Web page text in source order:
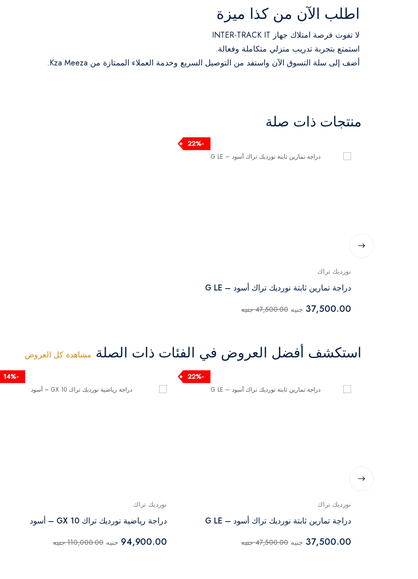
اطلب الآن من كذا ميزة
لا تفوت فرصة امتلاك جهاز INTER-TRACK IT
استمتع بتجربة تدريب منزلي متكاملة وفعالة.
أضف إلى سلة التسوق الآن واستفد من التوصيل السريع وخدمة العملاء الممتازة من Kza Meeza.
منتجات ذات صلة
-22%
نورديك تراك
دراجة تمارين ثابتة نورديك تراك أسود – G LE
37,500.00 جنيه 47,500.00 جنيه
استكشف أفضل العروض في الفئات ذات الصلة مشاهدة كل العروض
-22%
نورديك تراك
دراجة تمارين ثابتة نورديك تراك أسود – G LE
37,500.00 جنيه 47,500.00 جنيه
-14%
نورديك تراك
دراجة رياضية نورديك تراك GX 10 – أسود
94,900.00 جنيه 110,000.00 جنيه